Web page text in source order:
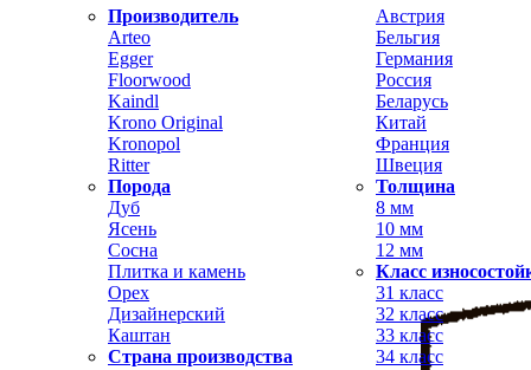
Производитель
Arteo
Egger
Floorwood
Kaindl
Krono Original
Kronopol
Ritter
Порода
Дуб
Ясень
Сосна
Плитка и камень
Орех
Дизайнерский
Каштан
Страна производства
Австрия
Бельгия
Германия
Россия
Беларусь
Китай
Франция
Швеция
Толщина
8 мм
10 мм
12 мм
Класс
31 класс
32 класс
33 класс
34 класс